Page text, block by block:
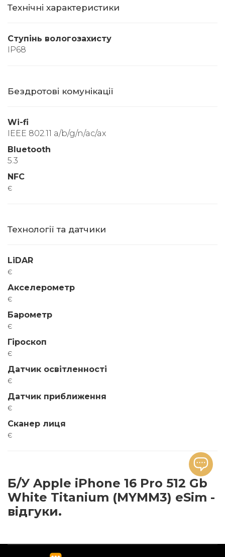
Технічні характеристики
Ступінь вологозахисту
IP68
Бездротові комунікації
Wi-fi
IEEE 802.11 a/b/g/n/ac/ax
Bluetooth
5.3
NFC
є
Технології та датчики
LiDAR
є
Акселерометр
є
Барометр
є
Гіроскоп
є
Датчик освітленності
є
Датчик приближення
є
Сканер лиця
є
Б/У Apple iPhone 16 Pro 512 Gb
White Titanium (MYMM3) eSim -
відгуки.